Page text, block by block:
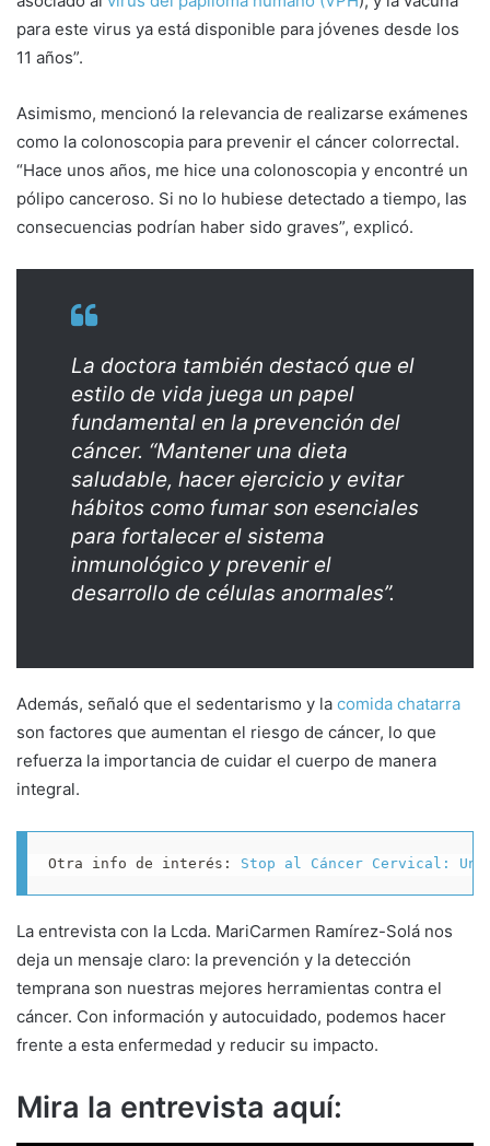
para este virus ya está disponible para jóvenes desde los
11 años”.
Asimismo, mencionó la relevancia de realizarse exámenes
como la colonoscopia para prevenir el cáncer colorrectal.
“Hace unos años, me hice una colonoscopia y encontré un
pólipo canceroso. Si no lo hubiese detectado a tiempo, las
consecuencias podrían haber sido graves”, explicó.
La doctora también destacó que el
estilo de vida juega un papel
fundamental en la prevención del
cáncer. “Mantener una dieta
saludable, hacer ejercicio y evitar
hábitos como fumar son esenciales
para fortalecer el sistema
inmunológico y prevenir el
desarrollo de células anormales”.
Además, señaló que el sedentarismo y la comida chatarra
son factores que aumentan el riesgo de cáncer, lo que
refuerza la importancia de cuidar el cuerpo de manera
integral.
Otra info de interés: Stop al Cáncer Cervical: Un
La entrevista con la Lcda. MariCarmen Ramírez-Solá nos
deja un mensaje claro: la prevención y la detección
temprana son nuestras mejores herramientas contra el
cáncer. Con información y autocuidado, podemos hacer
frente a esta enfermedad y reducir su impacto.
Mira la entrevista aquí: